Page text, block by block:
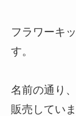
フラワーキ
す。
名前の通り
販売していま